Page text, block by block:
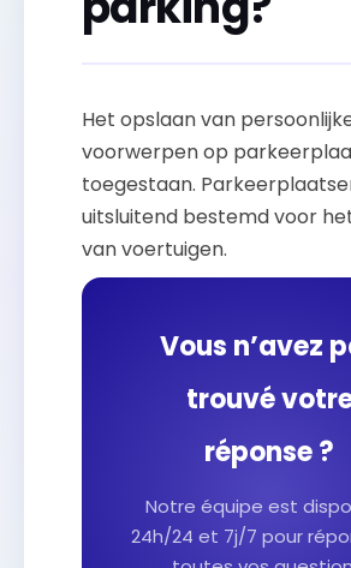
Het opslaan van
voorwerpen op
toegestaan.
uitsluitend bestemd voor
van voertuigen.
Vous n’avez
trouvé
réponse ?
Notre équipe est
24h/24 et 7j/7 pour